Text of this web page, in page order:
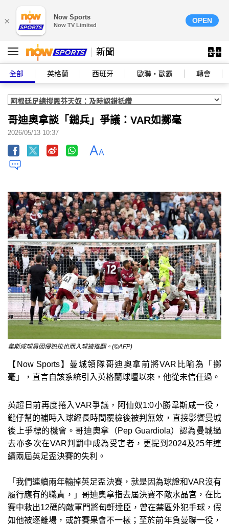
× Now Sports
Now TV Limited
OPEN
新聞
全部 英格蘭 西班牙 歐聯‧歐霸 轉會
哥迪奧拿談「鎚兵」爭議：VAR如擲毫
2026/05/13 10:37
韋斯咸球員因侵犯拉也而入球被推翻。(©AFP)
【Now Sports】曼城領隊哥迪奧拿前將VAR比喻為「擲
毫」，直言自該系統引入英格蘭球壇以來，他從未信任過。
英超日前再度捲入VAR爭議，阿仙奴1:0小勝韋斯咸一役，
鎚仔幫的補時入球經長時間覆檢後被判無效，直接影響曼城
後上爭標的機會。哥迪奧拿（Pep Guardiola）認為曼城過
去亦多次在VAR判罰中成為受害者，更提到2024及25年連
續兩屆英足盃決賽的失利。
「我們連續兩年輸掉英足盃決賽，就是因為球證和VAR沒有
履行應有的職責，」哥迪奧拿指去屆決賽不敵水晶宮，在比
賽中救出12碼的敵軍門將甸軒達臣，曾在禁區外犯手球，假
如他被逐離場，或許賽果會不一樣；至於前年負曼聯一役，